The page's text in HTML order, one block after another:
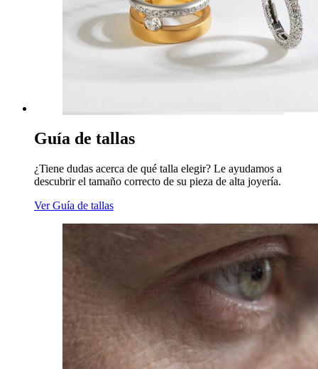
Guía de tallas
¿Tiene dudas acerca de qué talla elegir? Le ayudamos a
descubrir el tamaño correcto de su pieza de alta joyería.
Ver Guía de tallas